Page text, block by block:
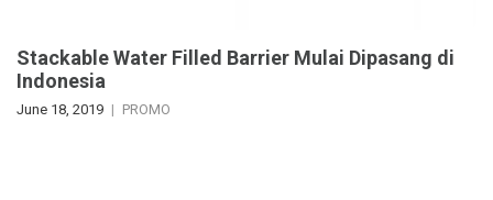
Stackable Water Filled Barrier Mulai Dipasang di
Indonesia
June 18, 2019 PROMO